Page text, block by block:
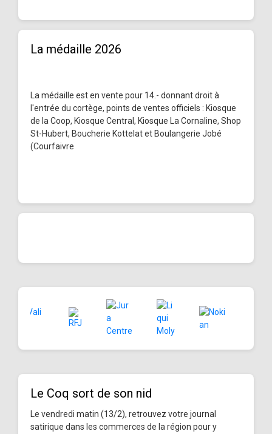
La médaille 2026
La médaille est en vente pour 14.- donnant droit à
l'entrée du cortège, points de ventes officiels : Kiosque
de la Coop, Kiosque Central, Kiosque La Cornaline, Shop
St-Hubert, Boucherie Kottelat et Boulangerie Jobé
(Courfaivre
Le Coq sort de son nid
Le vendredi matin (13/2), retrouvez votre journal
satirique dans les commerces de la région pour y